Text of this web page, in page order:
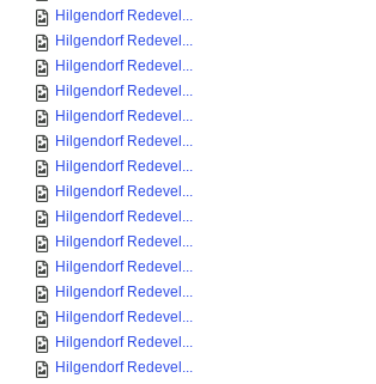
Hilgendorf Redevel...
Hilgendorf Redevel...
Hilgendorf Redevel...
Hilgendorf Redevel...
Hilgendorf Redevel...
Hilgendorf Redevel...
Hilgendorf Redevel...
Hilgendorf Redevel...
Hilgendorf Redevel...
Hilgendorf Redevel...
Hilgendorf Redevel...
Hilgendorf Redevel...
Hilgendorf Redevel...
Hilgendorf Redevel...
Hilgendorf Redevel...